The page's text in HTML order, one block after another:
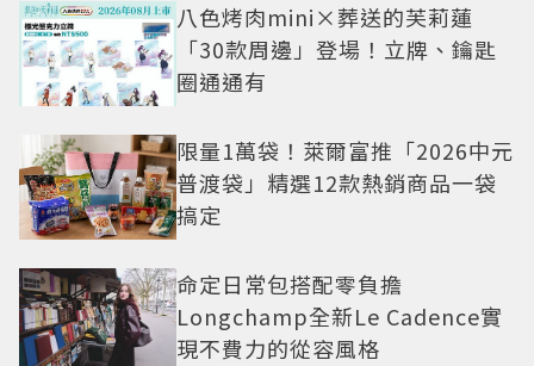
八色烤肉mini×葬送的芙莉蓮
「30款周邊」登場！立牌、鑰匙
圈通通有
限量1萬袋！萊爾富推「2026中元
普渡袋」精選12款熱銷商品一袋
搞定
命定日常包搭配零負擔
Longchamp全新Le Cadence實
現不費力的從容風格